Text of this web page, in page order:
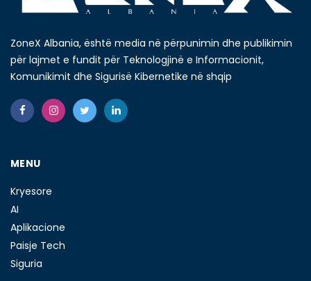
ZoneX Albania, është media në përpunimin dhe publikimin
për lajmet e fundit për Teknologjinë e Informacionit,
Komunikimit dhe Sigurisë Kibernetike në shqip
MENU
Kryesore
AI
Aplikacione
Paisje Tech
Siguria